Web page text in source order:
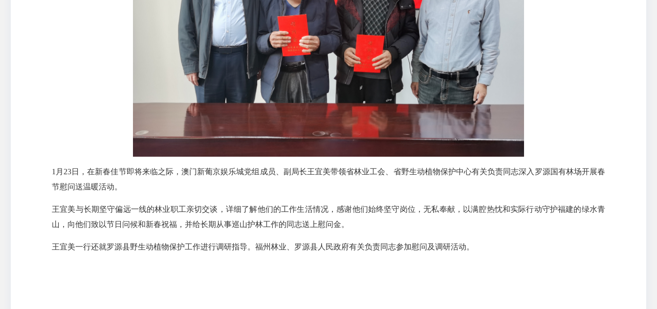
1月23日，在新春佳节即将来临之际，澳门新葡京娱乐城党组成员、副局长王宜美带领省林业工会、省野生动植物保护中心有关负责同志深入罗源国有林场开展春
节慰问送温暖活动。
王宜美与长期坚守偏远一线的林业职工亲切交谈，详细了解他们的工作生活情况，感谢他们始终坚守岗位，无私奉献，以满腔热忱和实际行动守护福建的绿水青
山，向他们致以节日问候和新春祝福，并给长期从事巡山护林工作的同志送上慰问金。
王宜美一行还就罗源县野生动植物保护工作进行调研指导。福州林业、罗源县人民政府有关负责同志参加慰问及调研活动。